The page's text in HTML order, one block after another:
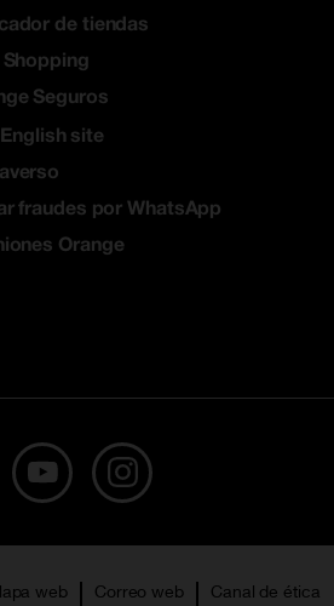
de tiendas
Shopping
Seguros
English site
fraudes por WhatsApp
Orange
web Correo web Canal de ética